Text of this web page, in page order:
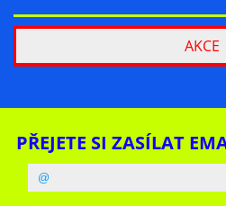
AKCE
PŘEJETE SI ZASÍLAT